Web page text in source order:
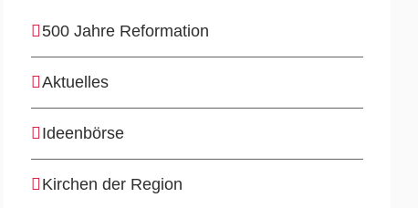
500 Jahre Reformation
Aktuelles
Ideenbörse
Kirchen der Region